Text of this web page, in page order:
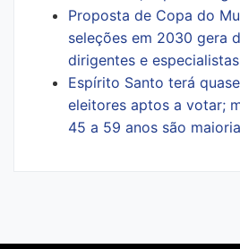
Proposta de Copa do
seleções em 2030 gera
dirigentes e especialistas
Espírito Santo terá
eleitores aptos a votar;
45 a 59 anos são maioria